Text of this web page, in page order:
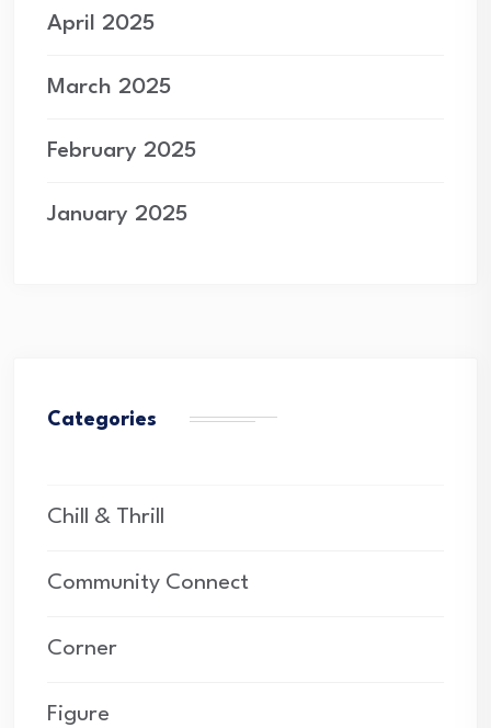
April 2025
March 2025
February 2025
January 2025
Categories
Chill & Thrill
Community Connect
Corner
Figure